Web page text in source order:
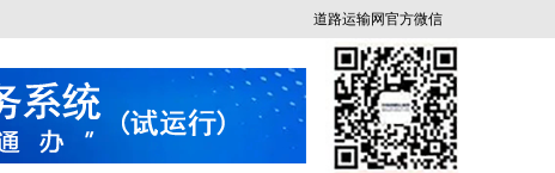
道路运输网官方微信